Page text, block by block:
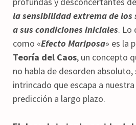
la sensibilidad extrema de los
a sus condiciones iniciales. Lo
como «Efecto Mariposa» es la
Teoría del Caos, un concepto
no habla de desorden
intrincado que escapa a
predicción a largo plazo.